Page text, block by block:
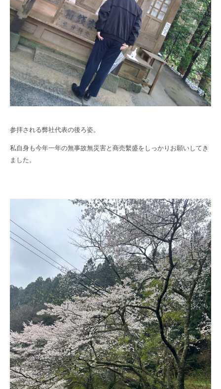
参拝される弊社代表の後ろ姿。
私自身も今年一年の無事故無災害と商売繫盛をしっかりお願いしてき
ました。